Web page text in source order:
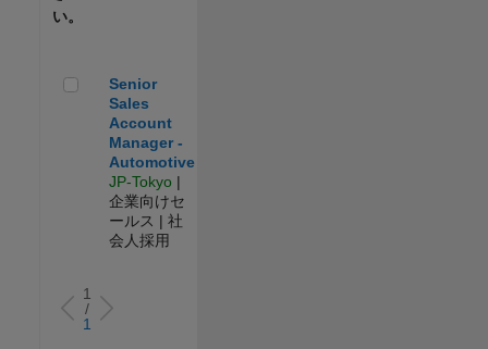
い。
Senior Sales Account Manager - Automotive
Senior
Sales
Account
Manager -
Automotive
JP-Tokyo |
企業向けセ
ールス | 社
会人採用
1
/
1